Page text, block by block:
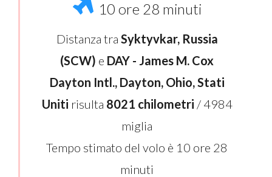
10 ore 28 minuti
Distanza tra Syktyvkar, Russia
(SCW) e DAY - James M. Cox
Dayton Intl., Dayton, Ohio, Stati
Uniti risulta 8021 chilometri / 4984
miglia
Tempo stimato del volo è 10 ore 28
minuti